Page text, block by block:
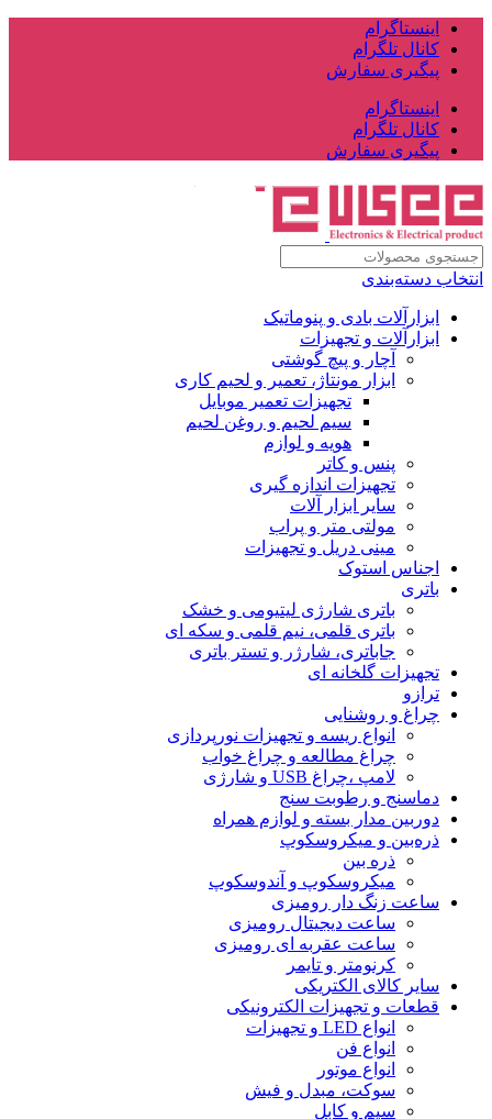
اینستاگرام
کانال تلگرام
پیگیری سفارش
اینستاگرام
کانال تلگرام
پیگیری سفارش
انتخاب دسته‌بندی
ابزارآلات بادی و پنوماتیک
ابزارآلات و تجهیزات
آچار و پیچ گوشتی
ابزار مونتاژ، تعمیر و لحیم کاری
تجهیزات تعمیر موبایل
سیم لحیم و روغن لحیم
هویه و لوازم
پنس و کاتر
تجهیزات اندازه گیری
سایر ابزار آلات
مولتی متر و پراب
مینی دریل و تجهیزات
اجناس استوک
باتری
باتری شارژی لیتیومی و خشک
باتری قلمی، نیم قلمی و سکه ای
جاباتری، شارژر و تستر باتری
تجهیزات گلخانه ای
ترازو
چراغ و روشنایی
انواع ریسه و تجهیزات نورپردازی
چراغ مطالعه و چراغ خواب
لامپ ،چراغ USB و شارژی
دماسنج و رطوبت سنج
دوربین مدار بسته و لوازم همراه
ذره‌بین و میکروسکوپ
ذره بین
میکروسکوپ و آندوسکوپ
ساعت زنگ دار رومیزی
ساعت دیجیتال رومیزی
ساعت عقربه ای رومیزی
کرنومتر و تایمر
سایر کالای الکتریکی
قطعات و تجهیزات الکترونیکی
انواع LED و تجهیزات
انواع فن
انواع موتور
سوکت، مبدل و فیش
سیم و کابل